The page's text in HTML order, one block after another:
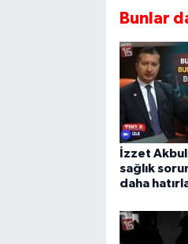
Bunlar
İzzet
sağlık
daha